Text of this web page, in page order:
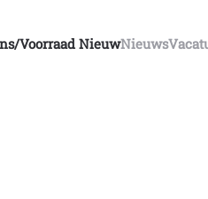
voorraad NieuwNieuws